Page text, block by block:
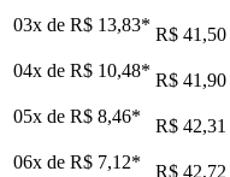
03x de R$ 13,83* R$ 41,50
04x de R$ 10,48* R$ 41,90
05x de R$ 8,46*
R$ 42,31
06x de R$ 7,12*
R$ 42,72